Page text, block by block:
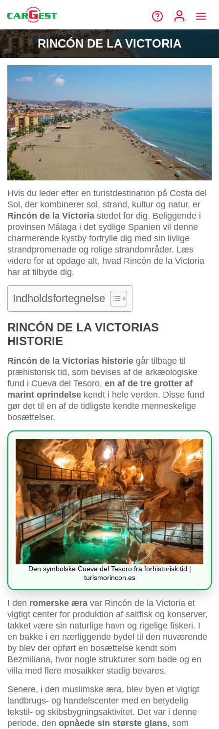
RINCÓN DE LA VICTORIA
Hvis du leder efter en turistdestination på Costa del
Sol, der kombinerer sol, strand, kultur og natur, er
Rincón de la Victoria stedet for dig. Beliggende i
provinsen Málaga i det sydlige Spanien vil denne
charmerende kystby fortrylle dig med sin livlige
strandpromenade og rolige strandområder. Læs
videre for at opdage alt, hvad Rincón de la Victoria
har at tilbyde dig.
Indholdsfortegnelse
RINCÓN DE LA VICTORIAS
HISTORIE
Rincón de la Victorias historie går tilbage til
præhistorisk tid, som bevises af de arkæologiske
fund i Cueva del Tesoro, en af de tre grotter af
marint oprindelse kendt i hele verden. Disse fund
gør det til en af de tidligste kendte menneskelige
bosættelser.
Den symbolske Cueva del Tesoro fra forhistorisk tid |
turismorincon.es
I den romerske æra var Rincón de la Victoria et
vigtigt center for produktion af saltfisk og konserver,
takket være sin naturlige havn og rigelige fiskeri. I
en bakke i en nærliggende bydel til den nuværende
by blev der opført en bosættelse kendt som
Bezmiliana, hvor nogle strukturer som bade og en
villa med flere mosaikker stadig bevares.
Senere, i den muslimske æra, blev byen et vigtigt
landbrugs- og handelscenter med en betydelig
tekstil- og skibsbygningsaktivitet. Det var i denne
periode, den opnåede sin største glans, som